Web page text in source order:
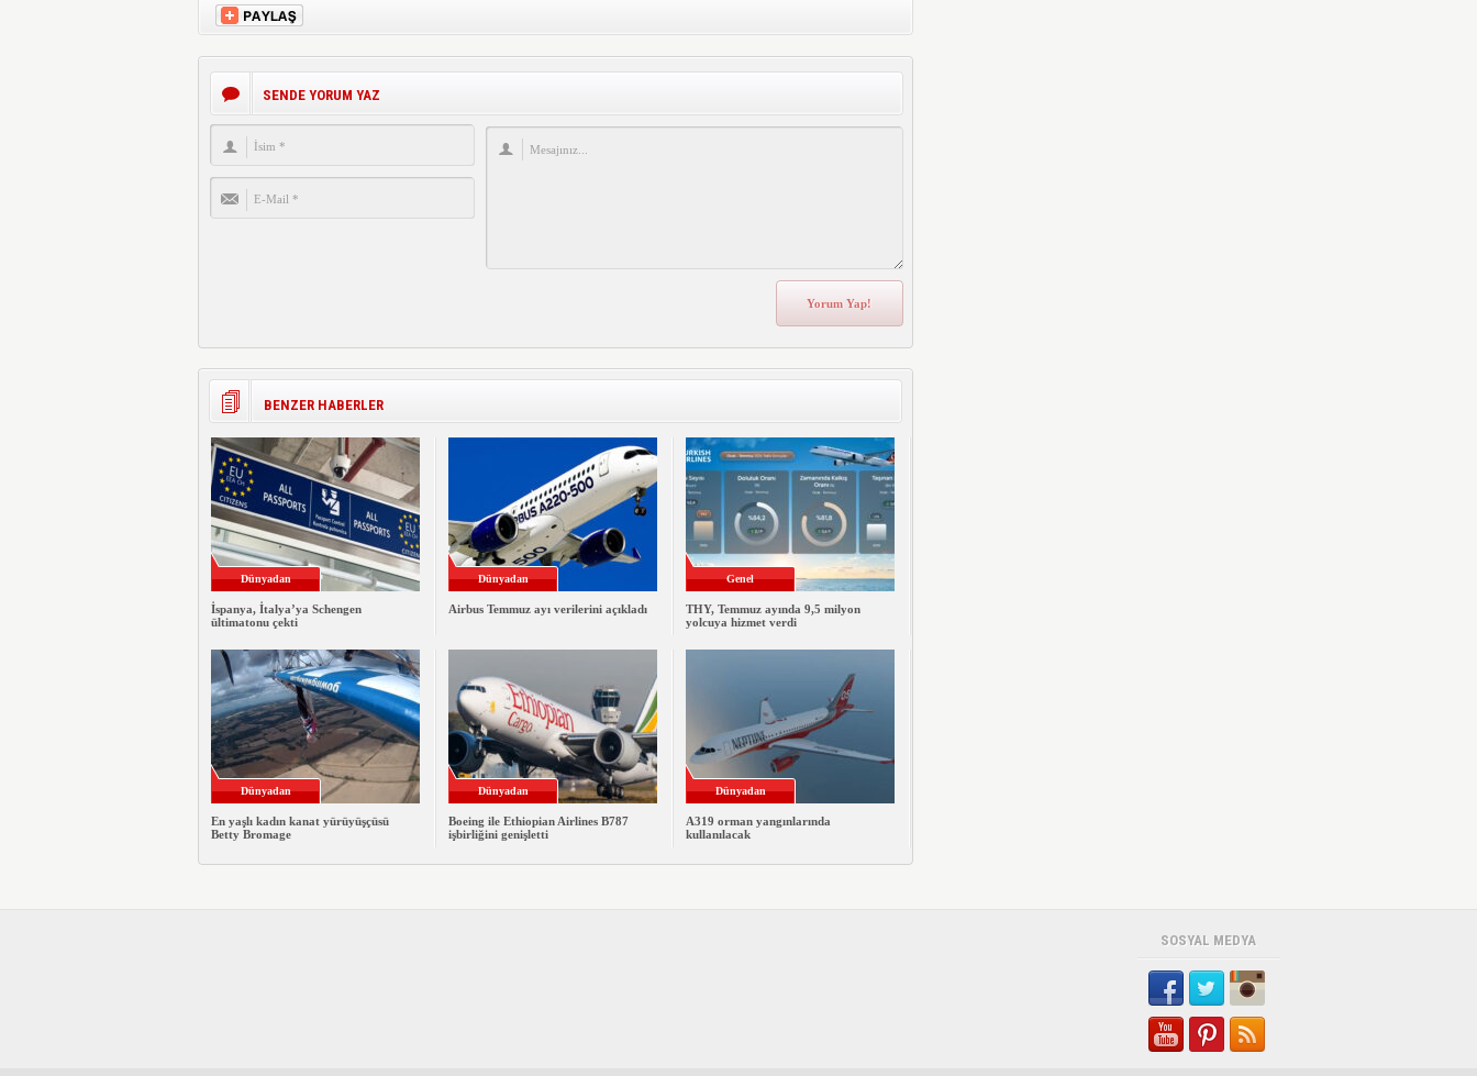
SENDE YORUM YAZ
BENZER HABERLER
Dünyadan
İspanya, İtalya’ya Schengen
ültimatonu çekti
Dünyadan
Airbus Temmuz ayı verilerini açıkladı
Genel
THY, Temmuz ayında 9,5 milyon
yolcuya hizmet verdi
Dünyadan
En yaşlı kadın kanat yürüyüşçüsü
Betty Bromage
Dünyadan
Boeing ile Ethiopian Airlines B787
işbirliğini genişletti
Dünyadan
A319 orman yangınlarında
kullanılacak
SOSYAL MEDYA